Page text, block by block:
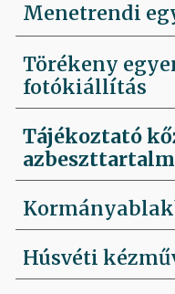
Menetrendi
Törékeny
fotókiállítás
Tájékoztató
Húsvéti